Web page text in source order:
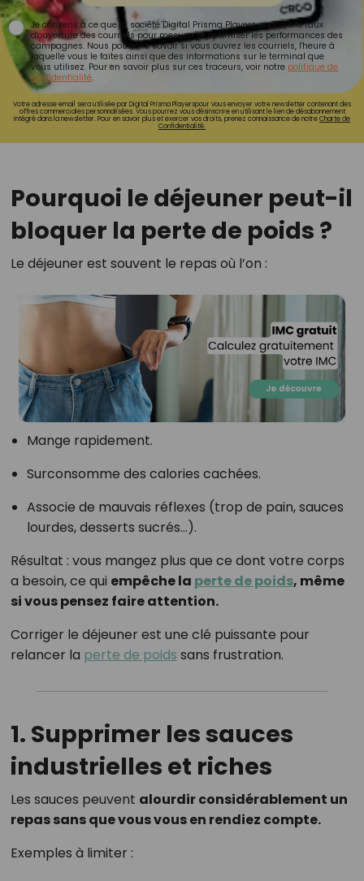
Je consens à ce que la société Digital Prisma Players analyse le taux
d'ouverture des courriels pour mesurer et optimiser les performances des
campagnes. Nous pourrons savoir si vous ouvrez les courriels, l'heure à
laquelle vous le faites ainsi que des informations sur le terminal que
vous utilisez. Pour en savoir plus sur ces traceurs, voir notre politique de
confidentialité.
Votre adresse email sera utilisée par Digital Prisma Playerspour vous envoyer votre newsletter contenant des
offres commerciales personnalisées. Vous pourrez vous désinscrire en utilisant le lien de désabonnement
intégré dans la newsletter. Pour en savoir plus et exercer vos droits, prenez connaissance de notreCharte de
Confidentialité.
Pourquoi le déjeuner peut-il
bloquer la perte de poids ?
Le déjeuner est souvent le repas où l’on :
Mange rapidement.
Surconsomme des calories cachées.
Associe de mauvais réflexes (trop de pain, sauces
lourdes, desserts sucrés…).
Résultat : vous mangez plus que ce dont votre corps
a besoin, ce qui empêche la perte de poids, même
si vous pensez faire attention.
Corriger le déjeuner est une clé puissante pour
relancer la perte de poids sans frustration.
1. Supprimer les sauces
industrielles et riches
Les sauces peuvent alourdir considérablement un
repas sans que vous vous en rendiez compte.
Exemples à limiter :